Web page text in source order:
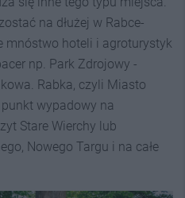
na dłużej w Rabce-
mnóstwo hoteli i agroturystyk
np. Park Zdrojowy -
Rabka, czyli Miasto
wypadowy na
Stare Wierchy lub
Nowego Targu i na całe